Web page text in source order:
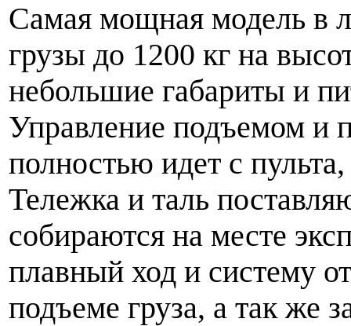
Самая мощная модель в
грузы до 1200 кг на
небольшие габариты и
Управление подъемом и
полностью идет с
Тележка и таль
собираются на месте
плавный ход и систему
подъеме груза, а так же